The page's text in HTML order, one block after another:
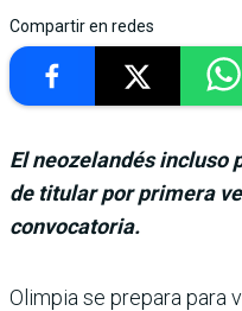
Compartir en redes
El neozelandés incluso
de titular por primera
convocatoria.
Olimpia se pre­para para